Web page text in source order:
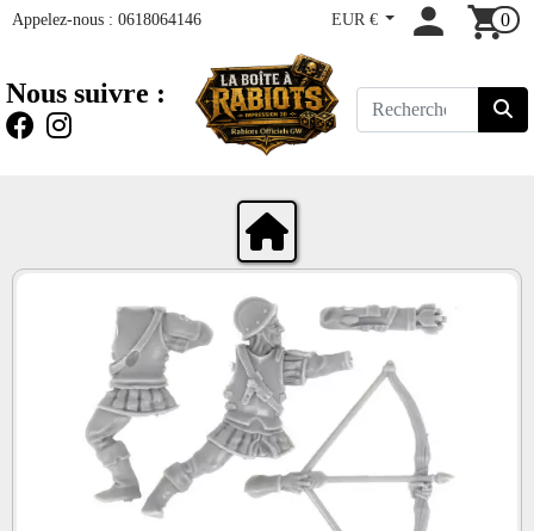
Appelez-nous : 0618064146 EUR € 0
Nous suivre :